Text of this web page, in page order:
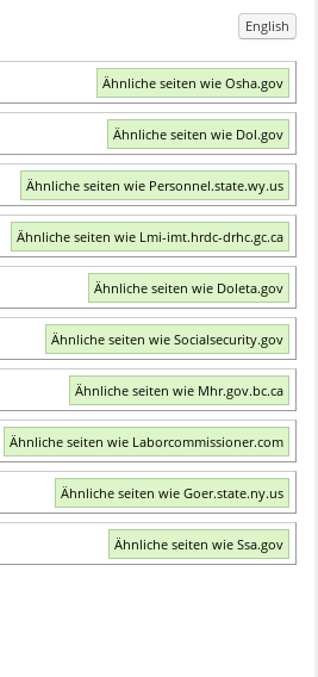
English
Ähnliche seiten wie Osha.gov
Ähnliche seiten wie Dol.gov
Ähnliche seiten wie Personnel.state.wy.us
Ähnliche seiten wie Lmi-imt.hrdc-drhc.gc.ca
Ähnliche seiten wie Doleta.gov
Ähnliche seiten wie Socialsecurity.gov
Ähnliche seiten wie Mhr.gov.bc.ca
Ähnliche seiten wie Laborcommissioner.com
Ähnliche seiten wie Goer.state.ny.us
Ähnliche seiten wie Ssa.gov